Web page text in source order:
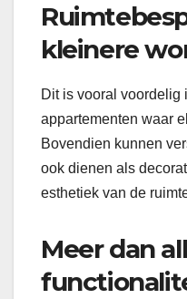
kleinere
Dit is vooral
appartementen waar
Bovendien kunnen
ook dienen als
esthetiek van de
Meer dan